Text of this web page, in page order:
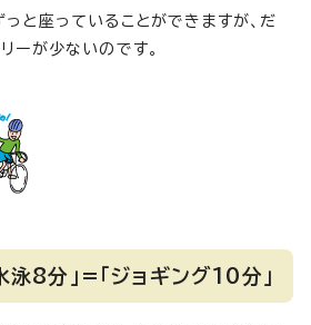
っと座っていることができますが、だ
ーが少ないのです。
泳8分」=「ジョギング10分」